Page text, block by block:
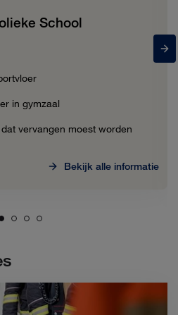
School
in gymzaal
vervangen moest worden
Bekijk alle informatie